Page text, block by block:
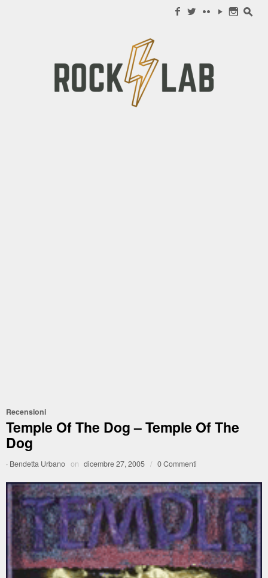
f w c y n s
Recensioni
Temple Of The Dog – Temple Of The
Dog
· Bendetta Urbano on dicembre 27, 2005 / 0 Commenti